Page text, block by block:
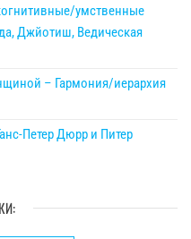
умственные
Джйотиш, Ведическая
– Гармония/иерархия
Петер Дюрр и Питер